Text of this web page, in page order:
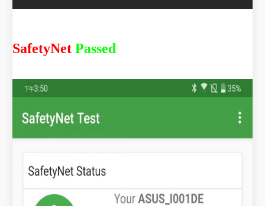
SafetyNet Passed